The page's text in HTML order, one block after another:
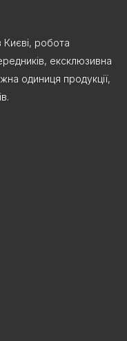
Києві, робота
ексклюзивна
одиниця продукції,